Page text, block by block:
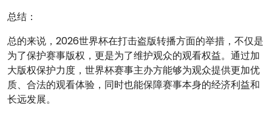
总结：
总的来说，2026世界杯在打击盗版转播方面的举措，不仅是
为了保护赛事版权，更是为了维护观众的观看权益。通过加
大版权保护力度，世界杯赛事主办方能够为观众提供更加优
质、合法的观看体验，同时也能保障赛事本身的经济利益和
长远发展。